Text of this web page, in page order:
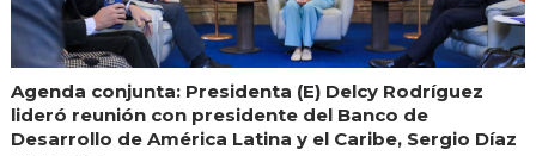
Agenda conjunta: Presidenta (E) Delcy Rodríguez
lideró reunión con presidente del Banco de
Desarrollo de América Latina y el Caribe, Sergio Díaz